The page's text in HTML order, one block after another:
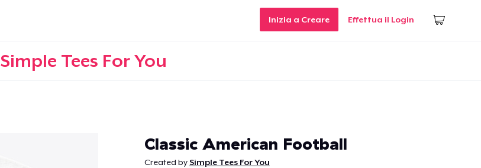
Inizia a Creare Effettua il Login
Simple Tees For You
Classic American Football
Created bySimple Tees For You